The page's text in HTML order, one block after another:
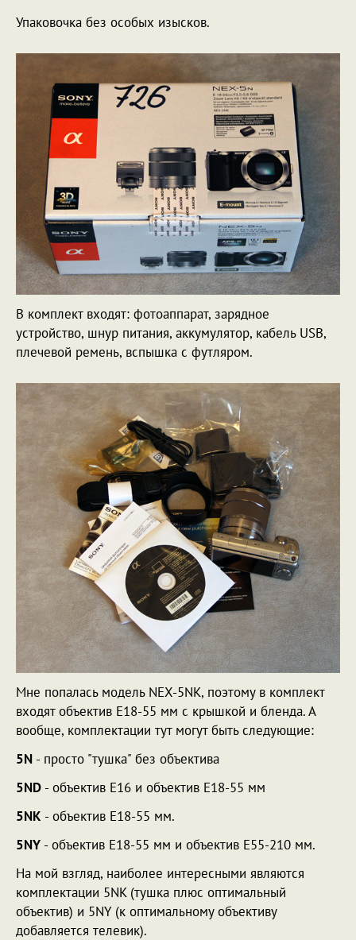
Упаковочка без особых изысков.
В комплект входят: фотоаппарат, зарядное
устройство, шнур питания, аккумулятор, кабель USB,
плечевой ремень, вспышка с футляром.
Мне попалась модель NEX-5NK, поэтому в комплект
входят объектив E18-55 мм с крышкой и бленда. А
вообще, комплектации тут могут быть следующие:
5N - просто "тушка" без объектива
5ND - объектив E16 и объектив E18-55 мм
5NK - объектив E18-55 мм.
5NY - объектив E18-55 мм и объектив E55-210 мм.
На мой взгляд, наиболее интересными являются
комплектации 5NK (тушка плюс оптимальный
объектив) и 5NY (к оптимальному объективу
добавляется телевик).